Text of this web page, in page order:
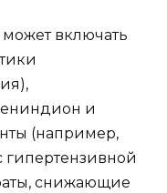
включать
и
(например,
снижающие